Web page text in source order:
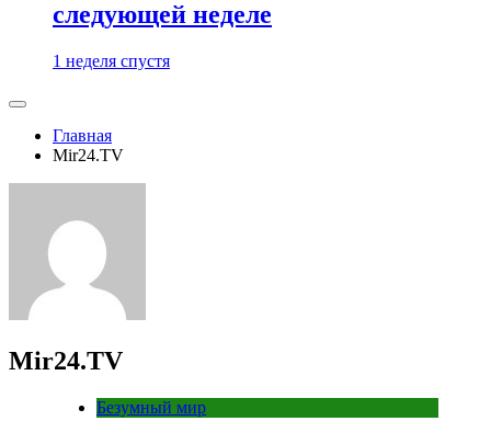
следующей неделе
1 неделя спустя
Главная
Mir24.TV
Mir24.TV
Безумный мир